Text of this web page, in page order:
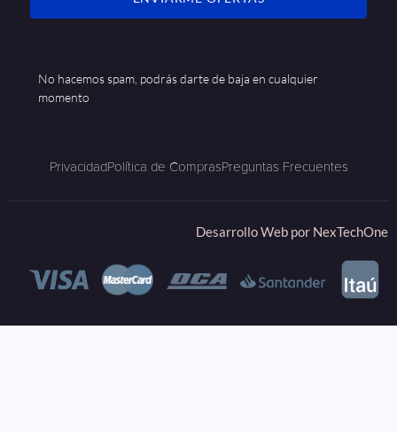
No hacemos spam, podrás darte de baja en cualquier
momento
PrivacidadPolítica de ComprasPreguntas Frecuentes
Desarrollo Web por NexTechOne